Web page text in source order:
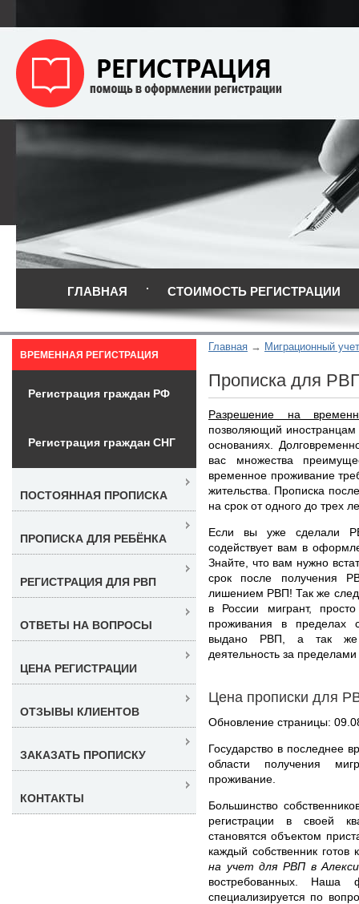
ГЛАВНАЯ СТОИМОСТЬ РЕГИСТРАЦИИ
Главная Миграционный
Прописка для
Разрешение на
позволяющий
основаниях.
вас множества
временное проживание
жительства. Прописка
на срок от одного до трех
Если вы уже сделали
содействует вам в
Знайте, что вам нужно
срок после получения
лишением РВП! Так же
в России мигрант,
проживания в пределах
выдано РВП, а так же
деятельность за пределами
Цена прописки для
Обновление страницы:
Государство в последнее
области получения
проживание.
Большинство
регистрации в своей
становятся объектом
каждый собственник готов
на учет для РВП в
востребованных. Наша
специализируется по
ВРЕМЕННАЯ РЕГИСТРАЦИЯ
Регистрация граждан РФ
Регистрация граждан СНГ
ПОСТОЯННАЯ ПРОПИСКА
ПРОПИСКА ДЛЯ РЕБЁНКА
РЕГИСТРАЦИЯ ДЛЯ РВП
ОТВЕТЫ НА ВОПРОСЫ
ЦЕНА РЕГИСТРАЦИИ
ОТЗЫВЫ КЛИЕНТОВ
ЗАКАЗАТЬ ПРОПИСКУ
КОНТАКТЫ